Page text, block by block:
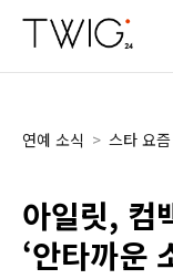
연예 소식 > 스타 요즘
아일릿, 컴
‘안타까운